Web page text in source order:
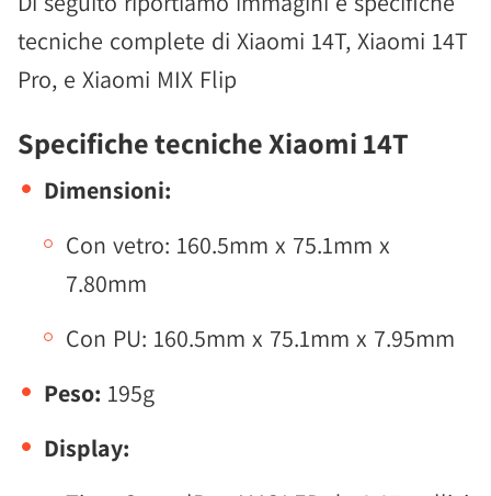
tecniche complete di Xiaomi 14T, Xiaomi 14T
Pro, e Xiaomi MIX Flip
Specifiche tecniche Xiaomi 14T
Dimensioni:
Con vetro: 160.5mm x 75.1mm x
7.80mm
Con PU: 160.5mm x 75.1mm x 7.95mm
Peso: 195g
Display: